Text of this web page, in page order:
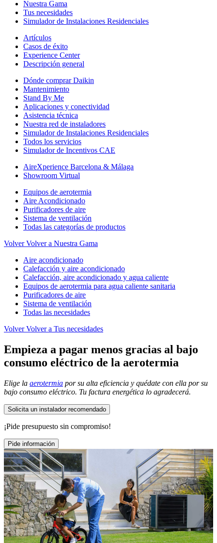
Nuestra Gama
Tus necesidades
Simulador de Instalaciones Residenciales
Artículos
Casos de éxito
Experience Center
Descripción general
Dónde comprar Daikin
Mantenimiento
Stand By Me
Aplicaciones y conectividad
Asistencia técnica
Nuestra red de instaladores
Simulador de Instalaciones Residenciales
Todos los servicios
Simulador de Incentivos CAE
AireXperience Barcelona & Málaga
Showroom Virtual
Equipos de aerotermia
Aire Acondicionado
Purificadores de aire
Sistema de ventilación
Todas las categorías de productos
Volver Volver a Nuestra Gama
Aire acondicionado
Calefacción y aire acondicionado
Calefacción, aire acondicionado y agua caliente
Equipos de aerotermia para agua caliente sanitaria
Purificadores de aire
Sistema de ventilación
Todas las necesidades
Volver Volver a Tus necesidades
Empieza a pagar menos gracias al bajo
consumo eléctrico de la aerotermia
Elige la aerotermia por su alta eficiencia y quédate con ella por su
bajo consumo eléctrico. Tu factura energética lo agradecerá.
Solicita un instalador recomendado
¡Pide presupuesto sin compromiso!
Pide información